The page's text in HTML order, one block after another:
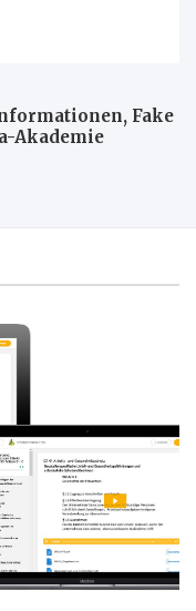
Fake
Akademie